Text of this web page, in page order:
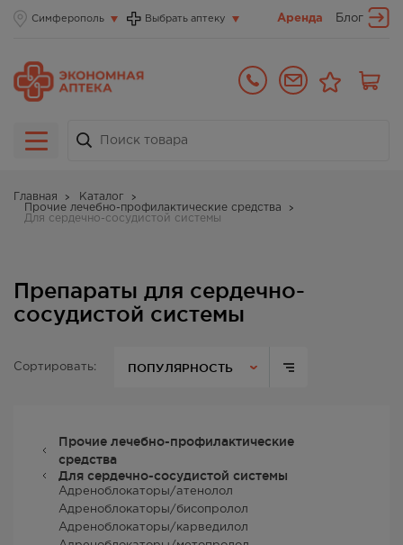
Симферополь Выбрать аптеку Аренда Блог
Главная
Каталог
Прочие лечебно-профилактические средства
Для сердечно-сосудистой системы
Препараты для сердечно-
сосудистой системы
Сортировать: ПОПУЛЯРНОСТЬ
Прочие лечебно-профилактические
средства
Для сердечно-сосудистой системы
Адреноблокаторы/атенолол
Адреноблокаторы/бисопролол
Адреноблокаторы/карведилол